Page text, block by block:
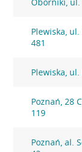
Plewiska,
481
Plewiska,
Poznań, 28
119
Poznań, al.